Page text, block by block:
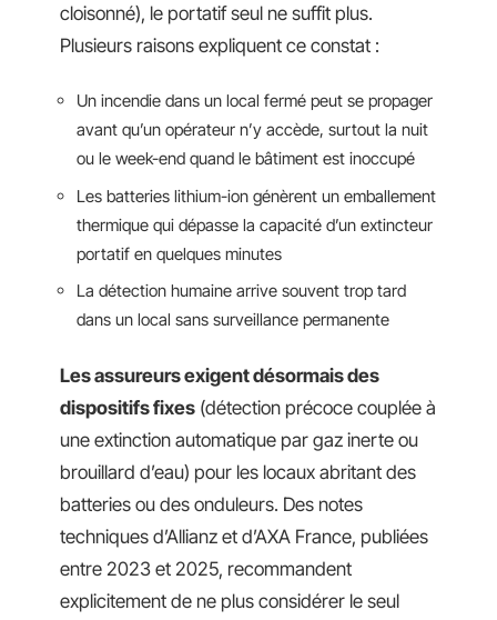
cloisonné), le portatif seul ne suffit plus.
Plusieurs raisons expliquent ce constat :
Un incendie dans un local fermé peut se propager
avant qu’un opérateur n’y accède, surtout la nuit
ou le week-end quand le bâtiment est inoccupé
Les batteries lithium-ion génèrent un emballement
thermique qui dépasse la capacité d’un extincteur
portatif en quelques minutes
La détection humaine arrive souvent trop tard
dans un local sans surveillance permanente
Les assureurs exigent désormais des
dispositifs fixes (détection précoce couplée à
une extinction automatique par gaz inerte ou
brouillard d’eau) pour les locaux abritant des
batteries ou des onduleurs. Des notes
techniques d’Allianz et d’AXA France, publiées
entre 2023 et 2025, recommandent
explicitement de ne plus considérer le seul